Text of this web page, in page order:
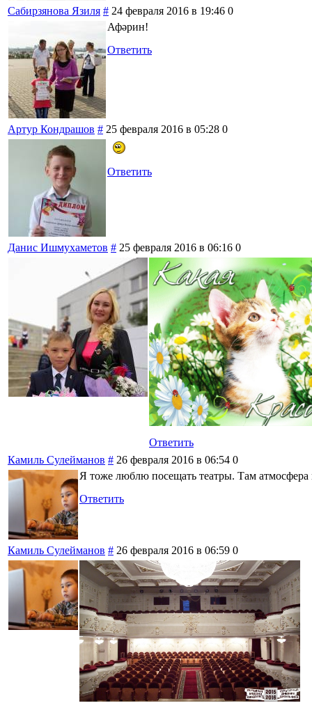
Сабирзянова Язиля # 24 февраля 2016 в 19:46 0
Афәрин!
Ответить
Артур Кондрашов # 25 февраля 2016 в 05:28 0
Ответить
Данис Ишмухаметов # 25 февраля 2016 в 06:16 0
Ответить
Камиль Сулейманов # 26 февраля 2016 в 06:54 0
Я тоже люблю посещать театры. Там атмосфера
Ответить
Камиль Сулейманов # 26 февраля 2016 в 06:59 0